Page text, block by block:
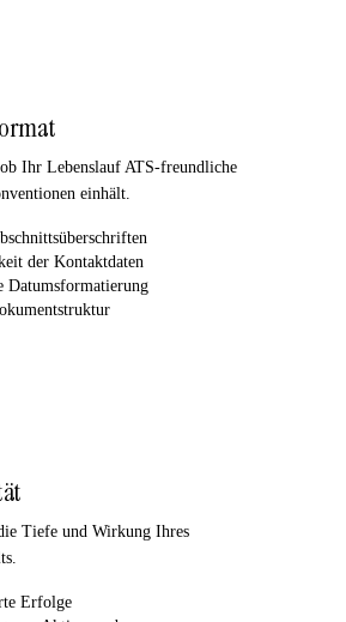
Ihr Lebenslauf ATS-freundliche
einhält.
der Kontaktdaten
Datumsformatierung
Tiefe und Wirkung Ihres
Erfolge